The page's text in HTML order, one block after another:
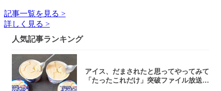
記事一覧を見る >
詳しく見る >
人気記事ランキング
アイス、だまされたと思ってやってみて
「たったこれだけ」突破ファイル放送で